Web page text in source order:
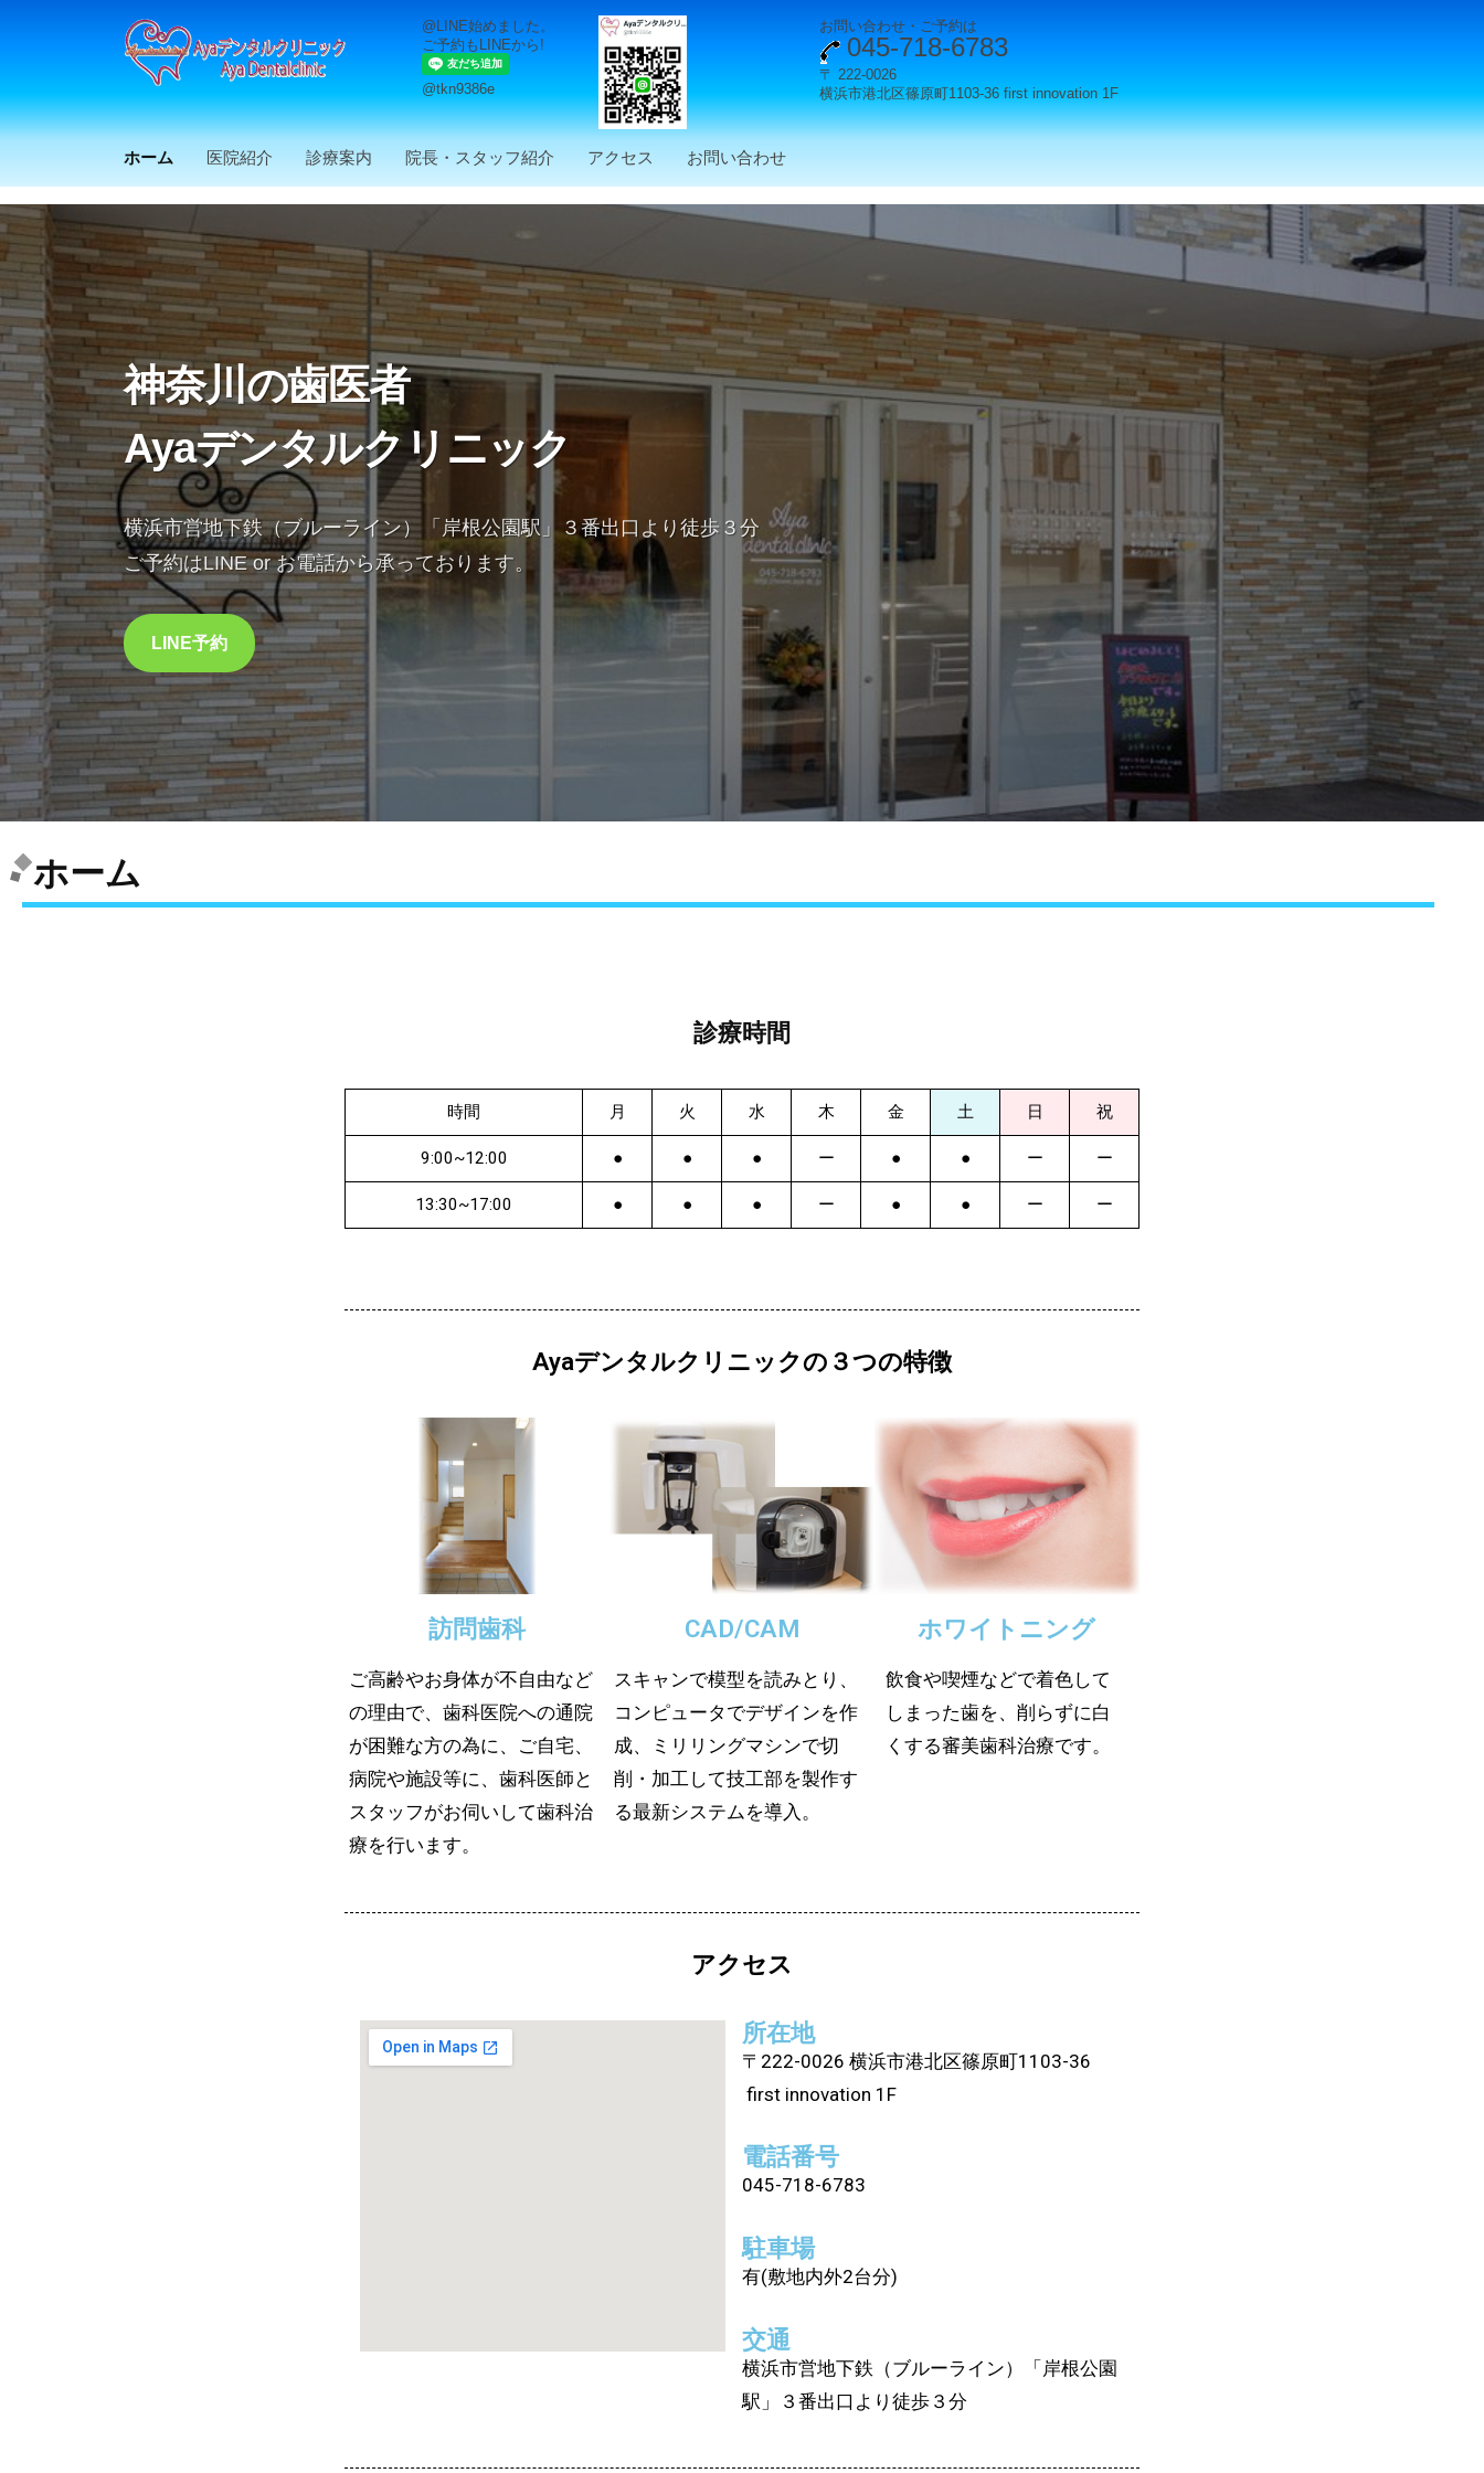
神奈川の歯医者
Ayaデンタルクリニック
横浜市営地下鉄（ブルーライン）「岸根公園駅」３番出口より徒歩３分
ご予約はLINE or お電話から承っております。
LINE予約
ホーム
診療時間
時間 月 火 水 木 金 土 日 祝
9:00~12:00 ● ● ● ー ● ● ー ー
13:30~17:00 ● ● ● ー ● ● ー ー
Ayaデンタルクリニックの３つの特徴
訪問歯科
ご高齢やお身体が不自由など
の理由で、歯科医院への通院
が困難な方の為に、ご自宅、
病院や施設等に、歯科医師と
スタッフがお伺いして歯科治
療を行います。
CAD/CAM
スキャンで模型を読みとり、
コンピュータでデザインを作
成、ミリリングマシンで切
削・加工して技工部を製作す
る最新システムを導入。
ホワイトニング
飲食や喫煙などで着色して
しまった歯を、削らずに白
くする審美歯科治療です。
アクセス
所在地
〒222-0026 横浜市港北区篠原町1103-36
first innovation 1F
電話番号
045-718-6783
駐車場
有(敷地内外2台分)
交通
横浜市営地下鉄（ブルーライン）「岸根公園
駅」３番出口より徒歩３分
@LINE始めました。
ご予約もLINEから!
@tkn9386e
お問い合わせ・ご予約は
045-718-6783
〒 222-00​26
横浜市港北区篠原町1103-36 first innovation 1F
ホーム 医院紹介 診療案内 院長・スタッフ紹介 アクセス お問い合わせ